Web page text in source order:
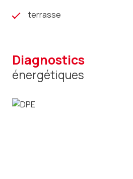
terrasse
diagnostics
énergétiques